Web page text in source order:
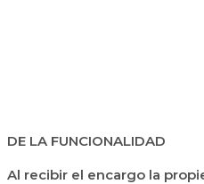
DE LA FUNCIONALIDAD
Al recibir el encargo la